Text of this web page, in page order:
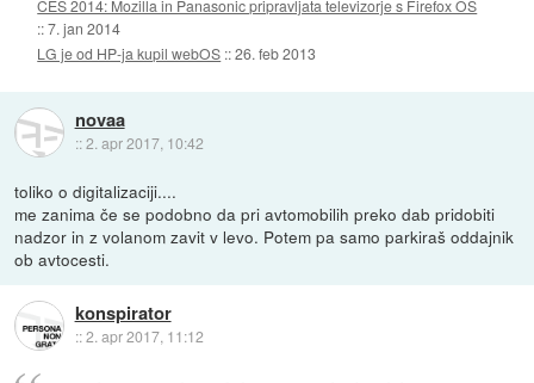
CES 2014: Mozilla in Panasonic pripravljata televizorje s Firefox OS
::7. jan 2014
LG je od HP-ja kupil webOS ::26. feb 2013
novaa
::2. apr 2017, 10:42
toliko o digitalizaciji....
me zanima če se podobno da pri avtomobilih preko dab pridobiti
nadzor in z volanom zavit v levo. Potem pa samo parkiraš oddajnik
ob avtocesti.
konspirator
::2. apr 2017, 11:12